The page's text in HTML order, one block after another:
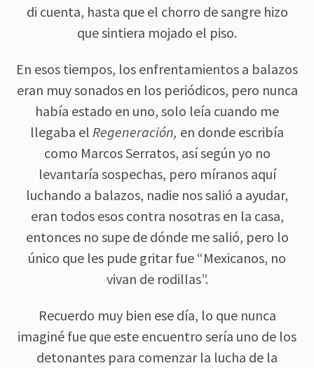
di cuenta, hasta que el chorro de sangre hizo
que sintiera mojado el piso.
En esos tiempos, los enfrentamientos a balazos
eran muy sonados en los periódicos, pero nunca
había estado en uno, solo leía cuando me
llegaba el Regeneración, en donde escribía
como Marcos Serratos, así según yo no
levantaría sospechas, pero míranos aquí
luchando a balazos, nadie nos salió a ayudar,
eran todos esos contra nosotras en la casa,
entonces no supe de dónde me salió, pero lo
único que les pude gritar fue “Mexicanos, no
vivan de rodillas”.
Recuerdo muy bien ese día, lo que nunca
imaginé fue que este encuentro sería uno de los
detonantes para comenzar la lucha de la